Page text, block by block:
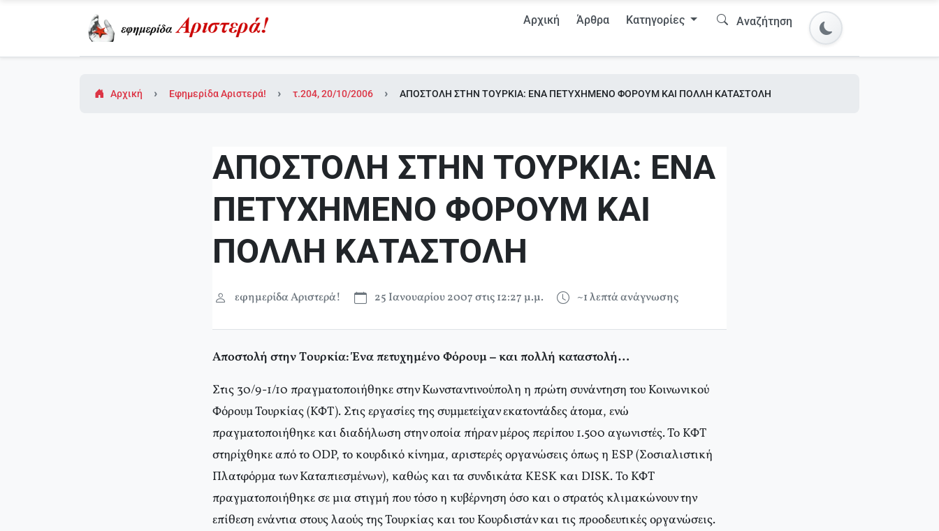
Αρχική Άρθρα Κατηγορίες Αναζήτηση
Αρχική Εφημερίδα Αριστερά! τ.204, 20/10/2006 ΑΠΟΣΤΟΛΗ ΣΤΗΝ ΤΟΥΡΚΙΑ: ΕΝΑ ΠΕΤΥΧΗΜΕΝΟ ΦΟΡΟΥΜ ΚΑΙ ΠΟΛΛΗ ΚΑΤΑΣΤΟΛΗ
ΑΠΟΣΤΟΛΗ ΣΤΗΝ ΤΟΥΡΚΙΑ: ΕΝΑ
ΠΕΤΥΧΗΜΕΝΟ ΦΟΡΟΥΜ ΚΑΙ
ΠΟΛΛΗ ΚΑΤΑΣΤΟΛΗ
εφημερίδα Αριστερά! 25 Ιανουαρίου 2007 στις 12:27 μ.μ. ~1 λεπτά ανάγνωσης
Αποστολή στην Tουρκία: Ένα πετυχημένο Φόρουμ – και πολλή καταστολή…
Στις 30/9-1/10 πραγματοποιήθηκε στην Κωνσταντινούπολη η πρώτη συνάντηση του Κοινωνικού
Φόρουμ Τουρκίας (ΚΦΤ). Στις εργασίες της συμμετείχαν εκατοντάδες άτομα, ενώ
πραγματοποιήθηκε και διαδήλωση στην οποία πήραν μέρος περίπου 1.500 αγωνιστές. Το ΚΦΤ
στηρίχθηκε από το ODP, το κουρδικό κίνημα, αριστερές οργανώσεις όπως η ESP (Σοσιαλιστική
Πλατφόρμα των Καταπιεσμένων), καθώς και τα συνδικάτα KESK και DISK. Το ΚΦΤ
πραγματοποιήθηκε σε μια στιγμή που τόσο η κυβέρνηση όσο και ο στρατός κλιμακώνουν την
επίθεση ενάντια στους λαούς της Τουρκίας και του Κουρδιστάν και τις προοδευτικές οργανώσεις.